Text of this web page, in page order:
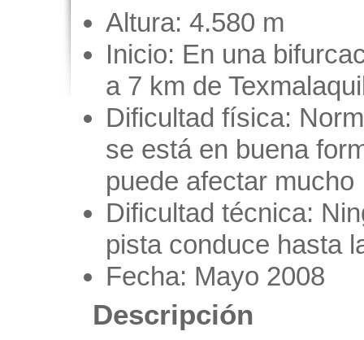
Altura: 4.580 m
Inicio: En una
a 7 km de
Dificultad física:
se está en buena
puede afectar mucho
Dificultad técnica:
pista conduce hasta
Fecha: Mayo 2008
Descripción